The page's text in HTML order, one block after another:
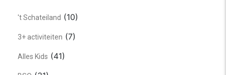
't Schateiland (10)
3+ activiteiten (7)
Alles Kids (41)